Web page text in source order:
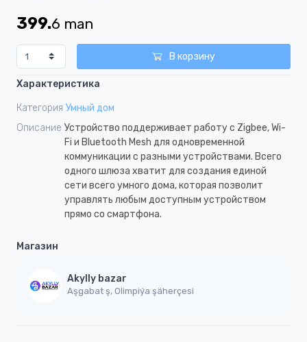
399.6 man
В корзину
Характеристика
Категория Умный дом
Описание Устройство поддерживает работу с Zigbee, Wi-
Fi и Bluetooth Mesh для одновременной
коммуникации с разными устройствами. Всего
одного шлюза хватит для создания единой
сети всего умного дома, которая позволит
управлять любым доступным устройством
прямо со смартфона.
Магазин
Akylly bazar
Aşgabat ş, Olimpiýa şäherçesi